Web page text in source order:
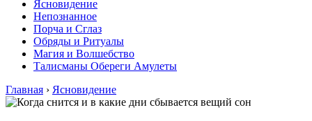
Ясновидение
Непознанное
Порча и Сглаз
Обряды и Ритуалы
Магия и Волшебство
Талисманы Обереги Амулеты
Главная › Ясновидение